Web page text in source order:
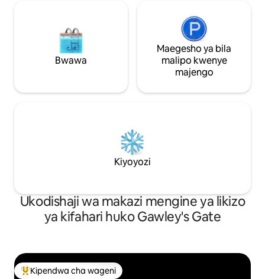
Ireland ya Kaskazini M1 (Junction 9) kati
ya Lurgan na Lisburn. Belfast ni gari la
dakika 25 kwa gari na inapatikana kutoka
Kituo cha Treni cha Moira, umbali wa
Bwawa
Maegesho ya bila
malipo kwenye
majengo
Kiyoyozi
Ukodishaji wa makazi mengine ya likizo
ya kifahari huko Gawley's Gate
Kipendwa maarufu cha wageni
Kipendwa cha wageni